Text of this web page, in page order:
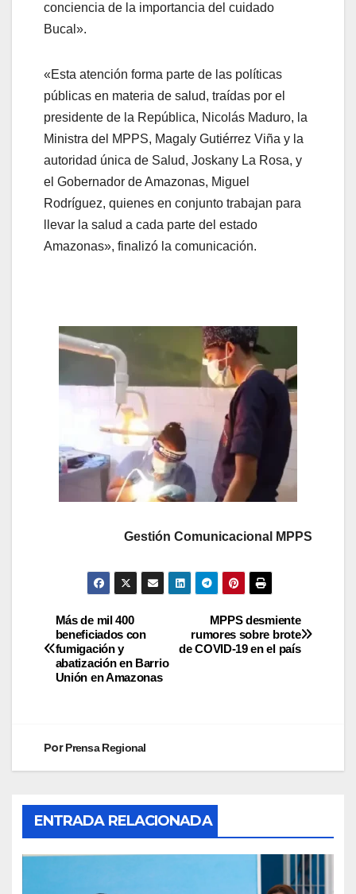
conciencia de la importancia del cuidado
Bucal».
«Esta atención forma parte de las políticas
públicas en materia de salud, traídas por el
presidente de la República, Nicolás Maduro, la
Ministra del MPPS, Magaly Gutiérrez Viña y la
autoridad única de Salud, Joskany La Rosa, y
el Gobernador de Amazonas, Miguel
Rodríguez, quienes en conjunto trabajan para
llevar la salud a cada parte del estado
Amazonas», finalizó la comunicación.
Gestión Comunicacional MPPS
MPPS desmiente
rumores sobre brote
de COVID-19 en el país
Más de mil 400
beneficiados con
fumigación y
abatización en Barrio
Unión en Amazonas
PorPrensa Regional
ENTRADA RELACIONADA